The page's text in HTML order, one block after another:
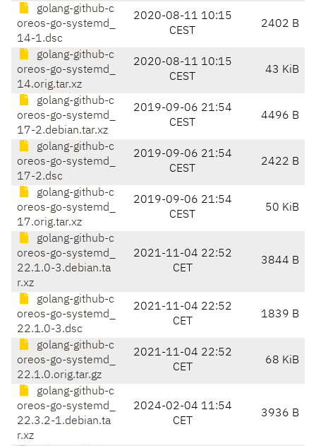
golang-github-c
oreos-go-systemd_
14-1.dsc
2020-08-11 10:15
CEST
2402 B
golang-github-c
oreos-go-systemd_
14.orig.tar.xz
2020-08-11 10:15
CEST
43 KiB
golang-github-c
oreos-go-systemd_
17-2.debian.tar.xz
2019-09-06 21:54
CEST
4496 B
golang-github-c
oreos-go-systemd_
17-2.dsc
2019-09-06 21:54
CEST
2422 B
golang-github-c
oreos-go-systemd_
17.orig.tar.xz
2019-09-06 21:54
CEST
50 KiB
golang-github-c
oreos-go-systemd_
22.1.0-3.debian.ta
r.xz
2021-11-04 22:52
CET
3844 B
golang-github-c
oreos-go-systemd_
22.1.0-3.dsc
2021-11-04 22:52
CET
1839 B
golang-github-c
oreos-go-systemd_
22.1.0.orig.tar.gz
2021-11-04 22:52
CET
68 KiB
golang-github-c
oreos-go-systemd_
22.3.2-1.debian.ta
r.xz
2024-02-04 11:54
CET
3936 B